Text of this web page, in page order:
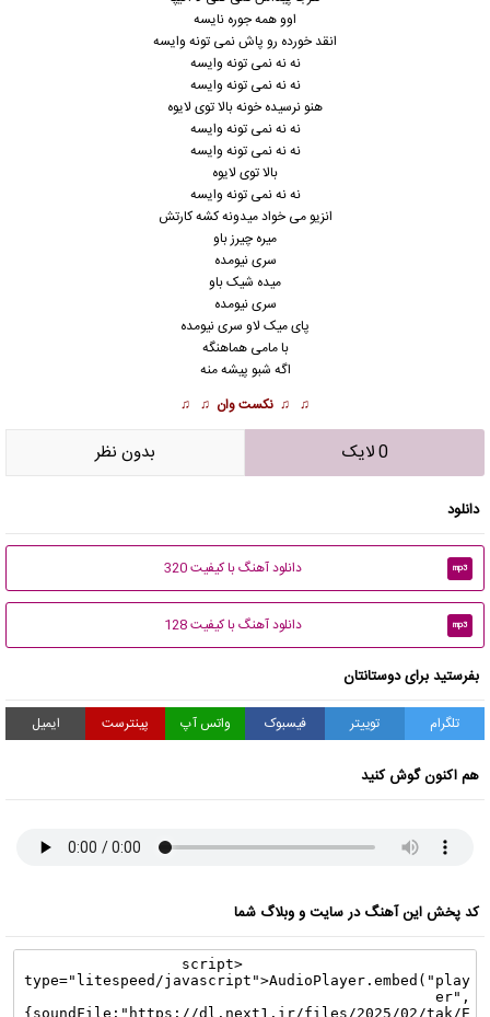
اوو همه جوره نایسه
انقد خورده رو پاش نمی تونه وایسه
نه نه نمی تونه وایسه
نه نه نمی تونه وایسه
هنو نرسیده خونه بالا توی لایوه
نه نه نمی تونه وایسه
نه نه نمی تونه وایسه
بالا توی لایوه
نه نه نمی تونه وایسه
انزیو می خواد میدونه کشه کارتش
میره چیرز باو
سری نیومده
میده شیک باو
سری نیومده
پای میک لاو سری نیومده
با مامی هماهنگه
اگه شبو پیشه منه
♫ ♫ نکست وان ♫ ♫
0 لایک بدون نظر
دانلود
mp3 دانلود آهنگ با کیفیت 320
mp3 دانلود آهنگ با کیفیت 128
بفرستید برای دوستانتان
تلگرام توییتر فیسبوک واتس آپ پینترست ایمیل
هم اکنون گوش کنید
کد پخش این آهنگ در سایت و وبلاگ شما